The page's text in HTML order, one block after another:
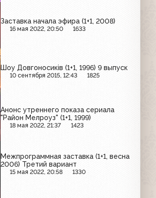
Заставка начала эфира (1+1, 2008)
16 мая 2022, 20:50 1633
Шоу Довгоносиків (1+1, 1996) 9 выпуск
10 сентября 2015, 12:43 1825
Анонс утреннего показа сериала
"Район Мелроуз" (1+1, 1999)
18 мая 2022, 21:37 1423
Межпрограммная заставка (1+1, весна
2006) Третий вариант
15 мая 2022, 20:58 1330